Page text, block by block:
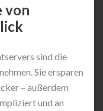
von
sind die
Sie ersparen
– außerdem
und an